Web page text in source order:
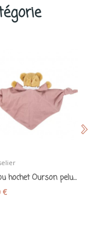
Doudou hochet Ourson peluche coton bio vieux...
€